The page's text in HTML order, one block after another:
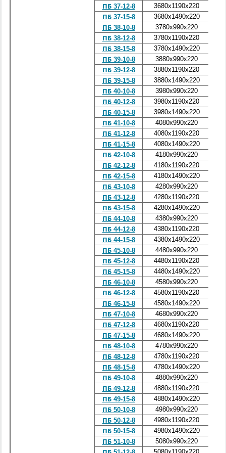
ПБ 37-12-8
3680x1190x220
ПБ 37-15-8
3680x1490x220
ПБ 38-10-8
3780x990x220
ПБ 38-12-8
3780x1190x220
ПБ 38-15-8
3780x1490x220
ПБ 39-10-8
3880x990x220
ПБ 39-12-8
3880x1190x220
ПБ 39-15-8
3880x1490x220
ПБ 40-10-8
3980x990x220
ПБ 40-12-8
3980x1190x220
ПБ 40-15-8
3980x1490x220
ПБ 41-10-8
4080x990x220
ПБ 41-12-8
4080x1190x220
ПБ 41-15-8
4080x1490x220
ПБ 42-10-8
4180x990x220
ПБ 42-12-8
4180x1190x220
ПБ 42-15-8
4180x1490x220
ПБ 43-10-8
4280x990x220
ПБ 43-12-8
4280x1190x220
ПБ 43-15-8
4280x1490x220
ПБ 44-10-8
4380x990x220
ПБ 44-12-8
4380x1190x220
ПБ 44-15-8
4380x1490x220
ПБ 45-10-8
4480x990x220
ПБ 45-12-8
4480x1190x220
ПБ 45-15-8
4480x1490x220
ПБ 46-10-8
4580x990x220
ПБ 46-12-8
4580x1190x220
ПБ 46-15-8
4580x1490x220
ПБ 47-10-8
4680x990x220
ПБ 47-12-8
4680x1190x220
ПБ 47-15-8
4680x1490x220
ПБ 48-10-8
4780x990x220
ПБ 48-12-8
4780x1190x220
ПБ 48-15-8
4780x1490x220
ПБ 49-10-8
4880x990x220
ПБ 49-12-8
4880x1190x220
ПБ 49-15-8
4880x1490x220
ПБ 50-10-8
4980x990x220
ПБ 50-12-8
4980x1190x220
ПБ 50-15-8
4980x1490x220
ПБ 51-10-8
5080x990x220